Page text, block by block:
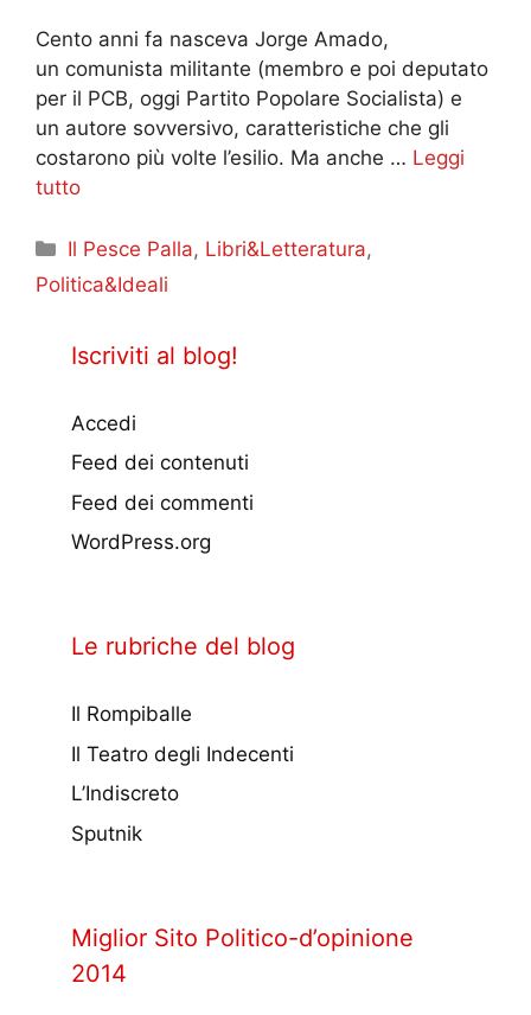
Cento anni fa nasceva Jorge Amado,
un comunista militante (membro e poi deputato
per il PCB, oggi Partito Popolare Socialista) e
un autore sovversivo, caratteristiche che gli
costarono più volte l’esilio. Ma anche … Leggi
tutto
Categorie
Il Pesce Palla, Libri&Letteratura,
Politica&Ideali
Iscriviti al blog!
Accedi
Feed dei contenuti
Feed dei commenti
WordPress.org
Le rubriche del blog
Il Rompiballe
Il Teatro degli Indecenti
L’Indiscreto
Sputnik
Miglior Sito Politico-d’opinione
2014